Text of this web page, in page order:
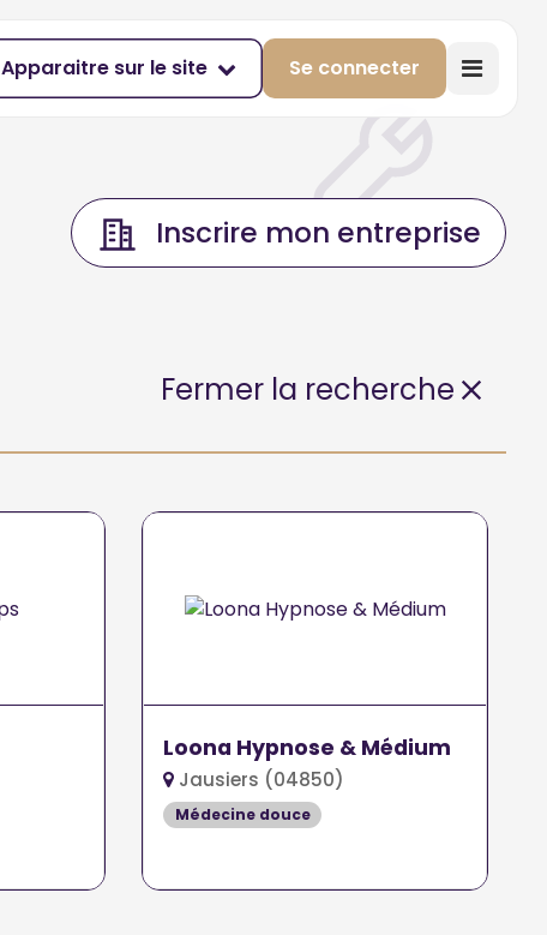
Apparaitre sur le site Se connecter
Inscrire mon entreprise
Fermer la recherche
Loona Hypnose & Médium
Jausiers (04850)
Médecine douce